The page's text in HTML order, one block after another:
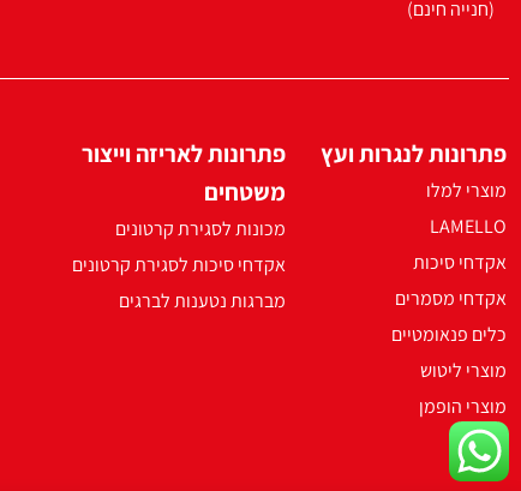
(חנייה חינם)
פתרונות לנגרות ועץ
מוצרי למלו
LAMELLO
אקדחי סיכות
אקדחי מסמרים
כלים פנאומטיים
מוצרי ליטוש
מוצרי הופמן
פתרונות לאריזה וייצור
משטחים
מכונות לסגירת קרטונים
אקדחי סיכות לסגירת קרטונים
מברגות נטענות לברגים